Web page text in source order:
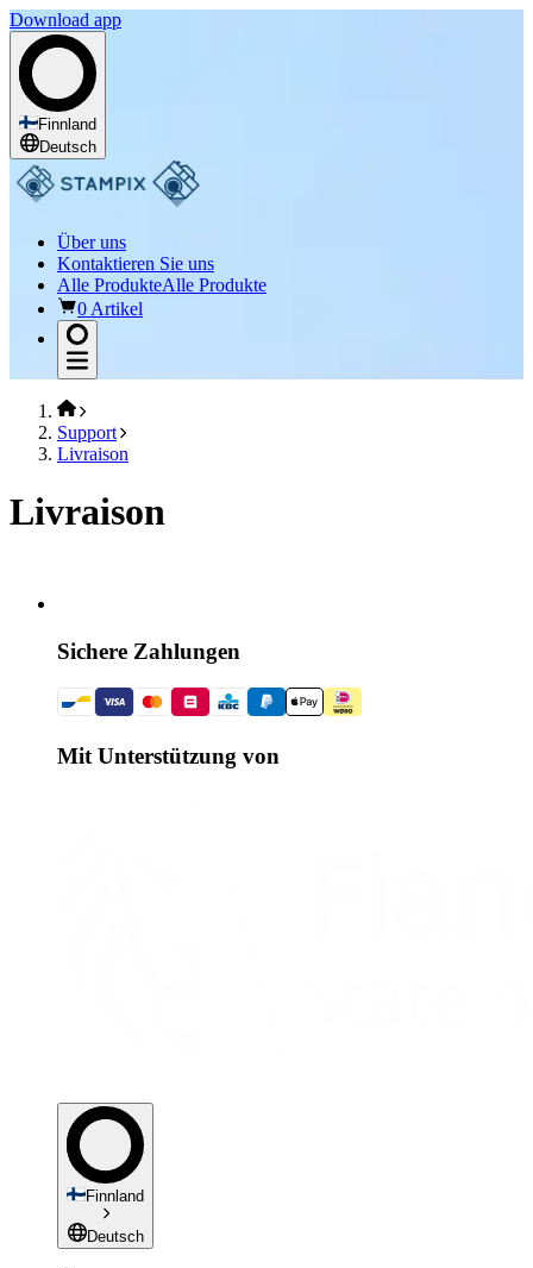
Download app
Finnland
Deutsch
Über uns
Kontaktieren Sie uns
Alle ProdukteAlle Produkte
0 Artikel
Support
Livraison
Livraison
Sichere Zahlungen
Mit Unterstützung von
Finnland
Deutsch